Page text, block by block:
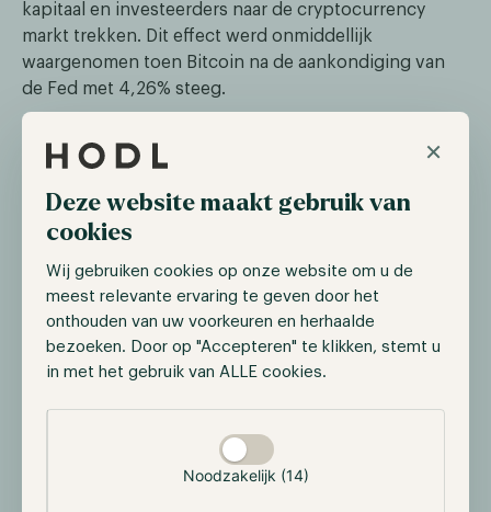
×
Deze website maakt gebruik van
cookies
Wij gebruiken cookies op onze website om u de
meest relevante ervaring te geven door het
onthouden van uw voorkeuren en herhaalde
bezoeken. Door op "Accepteren" te klikken, stemt u
in met het gebruik van ALLE cookies.
Noodzakelijk (14)
kapitaal en investeerders naar de cryptocurrency
markt trekken. Dit effect werd onmiddellijk
waargenomen toen Bitcoin na de aankondiging van
de Fed met 4,26% steeg.
Nieuwe euro-stablecoins betreden de
markt
Op 6 december lanceerde Société Générale, de op
twee na grootste bank van Frankrijk, haar eerste euro-
stablecoin EUR CoinVertible op de Luxemburgse
beurs Bitstamp. De Franse bank maakt grote stappen
in de sector, aangezien het bedrijf in december ook
de eerste digitale groene obligatie op Ethereum
Axa Investment Managers, de nieuwe op de euro
gebaseerde stablecoin. Dit was dan ook direct de